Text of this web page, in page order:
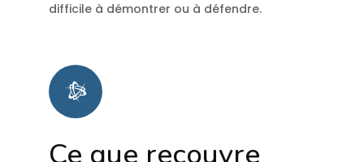
difficile à démontrer ou à défendre.
Ce que recouvre